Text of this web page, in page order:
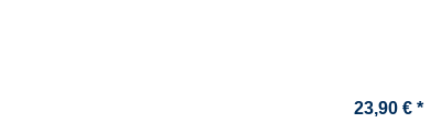
23,90 € *